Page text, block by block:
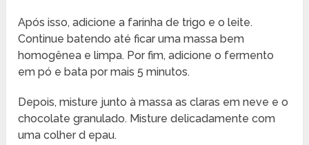
Após isso, adicione a farinha de trigo e o leite.
Continue batendo até ficar uma massa bem
homogênea e limpa. Por fim, adicione o fermento
em pó e bata por mais 5 minutos.
Depois, misture junto à massa as claras em neve e o
chocolate granulado. Misture delicadamente com
uma colher d epau.